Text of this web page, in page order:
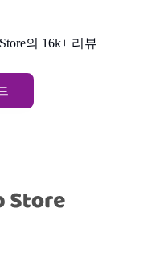
의 16k+ 리뷰